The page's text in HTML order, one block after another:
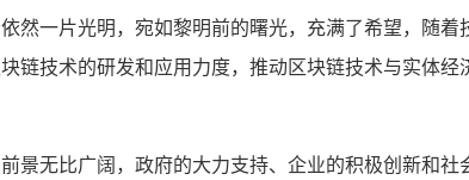
然一片光明，宛如黎明前的曙光，充满了希望，随
链技术的研发和应用力度，推动区块链技术与实体
景无比广阔，政府的大力支持、企业的积极创新和